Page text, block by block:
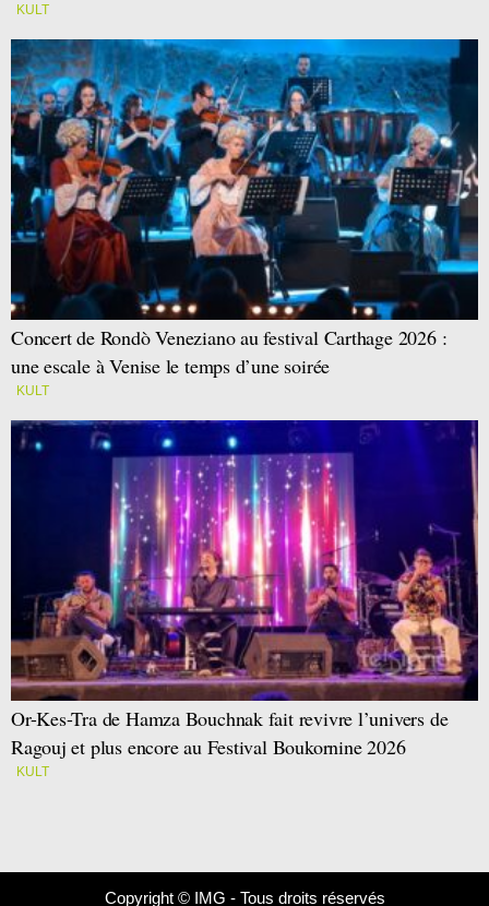
KULT
Concert de Rondò Veneziano au festival Carthage 2026 :
une escale à Venise le temps d’une soirée
KULT
Or-Kes-Tra de Hamza Bouchnak fait revivre l’univers de
Ragouj et plus encore au Festival Boukornine 2026
KULT
Copyright © IMG - Tous droits réservés